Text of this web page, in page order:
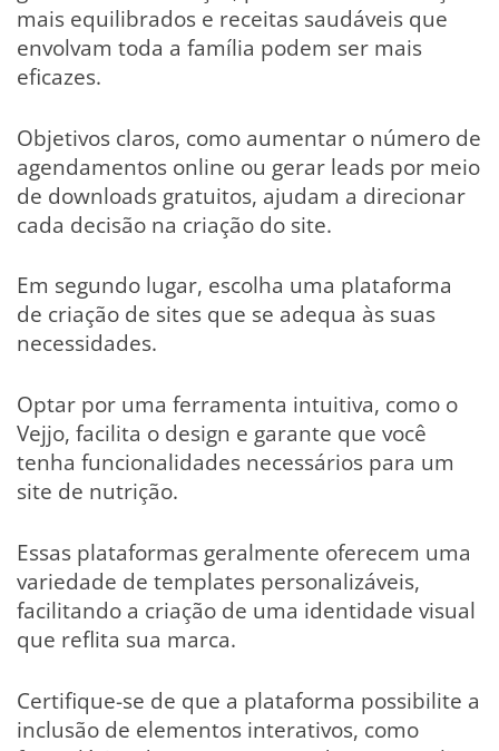
mais equilibrados e receitas saudáveis que
envolvam toda a família podem ser mais
eficazes.
Objetivos claros, como aumentar o número de
agendamentos online ou gerar leads por meio
de downloads gratuitos, ajudam a direcionar
cada decisão na criação do site.
Em segundo lugar, escolha uma plataforma
de criação de sites que se adequa às suas
necessidades.
Optar por uma ferramenta intuitiva, como o
Vejjo, facilita o design e garante que você
tenha funcionalidades necessários para um
site de nutrição.
Essas plataformas geralmente oferecem uma
variedade de templates personalizáveis,
facilitando a criação de uma identidade visual
que reflita sua marca.
Certifique-se de que a plataforma possibilite a
inclusão de elementos interativos, como